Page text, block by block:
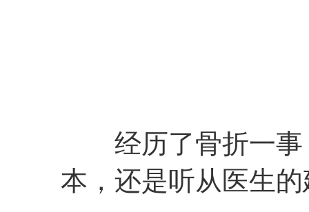
经历了骨折一事
本，还是听从医生